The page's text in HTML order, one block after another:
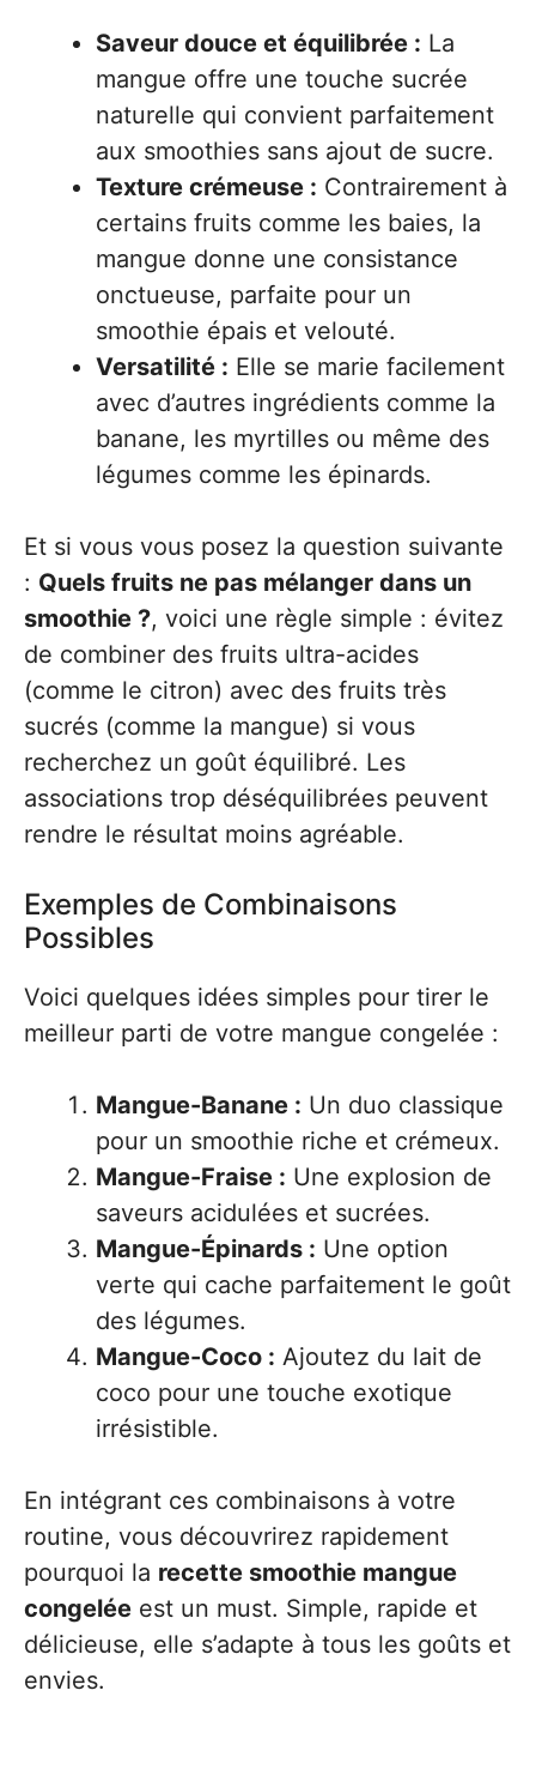
Saveur douce et équilibrée : La
mangue offre une touche sucrée
naturelle qui convient parfaitement
aux smoothies sans ajout de sucre.
Texture crémeuse : Contrairement à
certains fruits comme les baies, la
mangue donne une consistance
onctueuse, parfaite pour un
smoothie épais et velouté.
Versatilité : Elle se marie facilement
avec d’autres ingrédients comme la
banane, les myrtilles ou même des
légumes comme les épinards.
Et si vous vous posez la question suivante
: Quels fruits ne pas mélanger dans un
smoothie ?, voici une règle simple : évitez
de combiner des fruits ultra-acides
(comme le citron) avec des fruits très
sucrés (comme la mangue) si vous
recherchez un goût équilibré. Les
associations trop déséquilibrées peuvent
rendre le résultat moins agréable.
Exemples de Combinaisons
Possibles
Voici quelques idées simples pour tirer le
meilleur parti de votre mangue congelée :
Mangue-Banane : Un duo classique
pour un smoothie riche et crémeux.
Mangue-Fraise : Une explosion de
saveurs acidulées et sucrées.
Mangue-Épinards : Une option
verte qui cache parfaitement le goût
des légumes.
Mangue-Coco : Ajoutez du lait de
coco pour une touche exotique
irrésistible.
En intégrant ces combinaisons à votre
routine, vous découvrirez rapidement
pourquoi la recette smoothie mangue
congelée est un must. Simple, rapide et
délicieuse, elle s’adapte à tous les goûts et
envies.